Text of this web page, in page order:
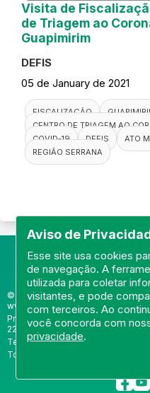
Aviso de
Esse site usa cookies
de navegação. A
utilizada para coletar
visitantes, e pode
com terceiros. Ao
você concorda com
privacidade.
Visita de
de Triagem ao
Guapimirim
DEFIS
05 de January de 2021
FISCALIZAÇÃO
CENTRO DE TRIAGEM AO
COVID-19
DEFIS
ATO
REGIÃO SERRANA
© Portal do Conselho Regional
www.cremerj.org.br
Praia de Botafogo (228), loja
22250-145
Tel: (21) 3184-7050 /
Todos os direitos reservados